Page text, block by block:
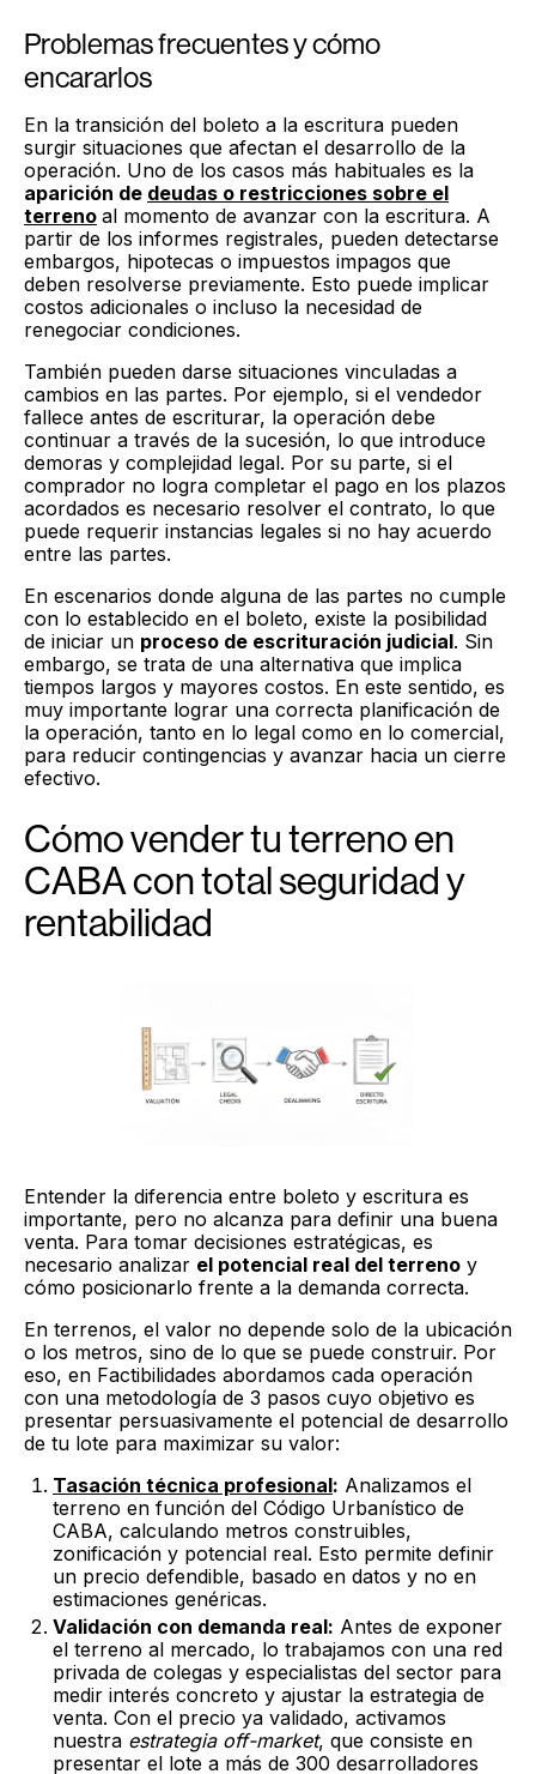
Problemas frecuentes y cómo
encararlos
En la transición del boleto a la escritura pueden
surgir situaciones que afectan el desarrollo de la
operación. Uno de los casos más habituales es la
aparición de deudas o restricciones sobre el
terreno al momento de avanzar con la escritura. A
partir de los informes registrales, pueden detectarse
embargos, hipotecas o impuestos impagos que
deben resolverse previamente. Esto puede implicar
costos adicionales o incluso la necesidad de
renegociar condiciones.
También pueden darse situaciones vinculadas a
cambios en las partes. Por ejemplo, si el vendedor
fallece antes de escriturar, la operación debe
continuar a través de la sucesión, lo que introduce
demoras y complejidad legal. Por su parte, si el
comprador no logra completar el pago en los plazos
acordados es necesario resolver el contrato, lo que
puede requerir instancias legales si no hay acuerdo
entre las partes.
En escenarios donde alguna de las partes no cumple
con lo establecido en el boleto, existe la posibilidad
de iniciar un proceso de escrituración judicial. Sin
embargo, se trata de una alternativa que implica
tiempos largos y mayores costos. En este sentido, es
muy importante lograr una correcta planificación de
la operación, tanto en lo legal como en lo comercial,
para reducir contingencias y avanzar hacia un cierre
efectivo.
Cómo vender tu terreno en
CABA con total seguridad y
rentabilidad
Entender la diferencia entre boleto y escritura es
importante, pero no alcanza para definir una buena
venta. Para tomar decisiones estratégicas, es
necesario analizar el potencial real del terreno y
cómo posicionarlo frente a la demanda correcta.
En terrenos, el valor no depende solo de la ubicación
o los metros, sino de lo que se puede construir. Por
eso, en Factibilidades abordamos cada operación
con una metodología de 3 pasos cuyo objetivo es
presentar persuasivamente el potencial de desarrollo
de tu lote para maximizar su valor:
Tasación técnica profesional: Analizamos el
terreno en función del Código Urbanístico de
CABA, calculando metros construibles,
zonificación y potencial real. Esto permite definir
un precio defendible, basado en datos y no en
estimaciones genéricas.
Validación con demanda real: Antes de exponer
el terreno al mercado, lo trabajamos con una red
privada de colegas y especialistas del sector para
medir interés concreto y ajustar la estrategia de
venta. Con el precio ya validado, activamos
nuestra estrategia off-market, que consiste en
presentar el lote a más de 300 desarrolladores